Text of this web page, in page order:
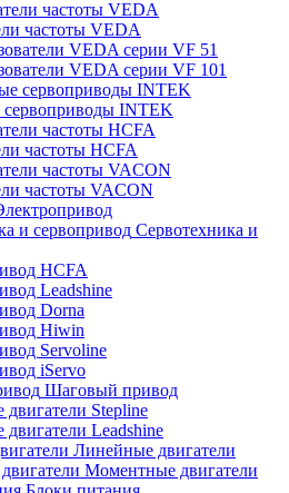
частоты VEDA
VEDA серии VF 51
VEDA серии VF 101
INTEK
частоты HCFA
частоты VACON
Сервотехника и
HCFA
Leadshine
Dorna
Hiwin
Servoline
iServo
Шаговый привод
Stepline
Leadshine
Линейные двигатели
Моментные двигатели